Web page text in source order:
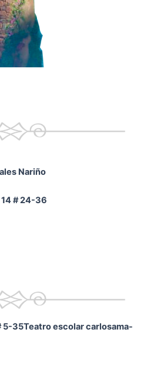
Nariño
14 # 24-36
5-35Teatro escolar carlosama-